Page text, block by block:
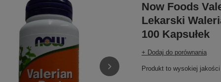
Now Foods
Lekarski
100 Kapsułek
+ Dodaj do porównania
Produkt to wysokiej